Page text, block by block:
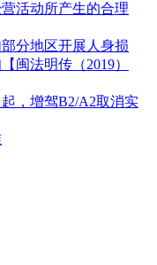
活动所产生的合理
分地区开展人身损
闽法明传（2019）
，增驾B2/A2取消实